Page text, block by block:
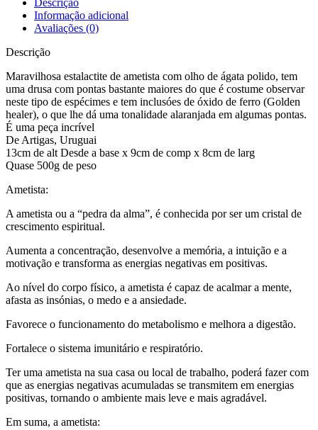
Informação adicional
Avaliações (0)
Descrição
Maravilhosa estalactite de ametista com olho de ágata polido, tem
uma drusa com pontas bastante maiores do que é costume observar
neste tipo de espécimes e tem inclusóes de óxido de ferro (Golden
healer), o que lhe dá uma tonalidade alaranjada em algumas pontas.
É uma peça incrível
De Artigas, Uruguai
13cm de alt Desde a base x 9cm de comp x 8cm de larg
Quase 500g de peso
Ametista:
A ametista ou a “pedra da alma”, é conhecida por ser um cristal de
crescimento espiritual.
Aumenta a concentração, desenvolve a memória, a intuição e a
motivação e transforma as energias negativas em positivas.
Ao nível do corpo físico, a ametista é capaz de acalmar a mente,
afasta as insónias, o medo e a ansiedade.
Favorece o funcionamento do metabolismo e melhora a digestão.
Fortalece o sistema imunitário e respiratório.
Ter uma ametista na sua casa ou local de trabalho, poderá fazer com
que as energias negativas acumuladas se transmitem em energias
positivas, tornando o ambiente mais leve e mais agradável.
Em suma, a ametista: